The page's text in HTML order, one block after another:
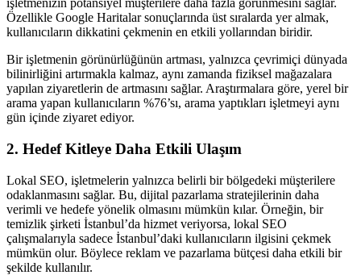
işletmenizin potansiyel müşterilere daha fazla görünmesini sağlar.
Özellikle Google Haritalar sonuçlarında üst sıralarda yer almak,
kullanıcıların dikkatini çekmenin en etkili yollarından biridir.
Bir işletmenin görünürlüğünün artması, yalnızca çevrimiçi dünyada
bilinirliğini artırmakla kalmaz, aynı zamanda fiziksel mağazalara
yapılan ziyaretlerin de artmasını sağlar. Araştırmalara göre, yerel bir
arama yapan kullanıcıların %76’sı, arama yaptıkları işletmeyi aynı
gün içinde ziyaret ediyor.
2. Hedef Kitleye Daha Etkili Ulaşım
Lokal SEO, işletmelerin yalnızca belirli bir bölgedeki müşterilere
odaklanmasını sağlar. Bu, dijital pazarlama stratejilerinin daha
verimli ve hedefe yönelik olmasını mümkün kılar. Örneğin, bir
temizlik şirketi İstanbul’da hizmet veriyorsa, lokal SEO
çalışmalarıyla sadece İstanbul’daki kullanıcıların ilgisini çekmek
mümkün olur. Böylece reklam ve pazarlama bütçesi daha etkili bir
şekilde kullanılır.